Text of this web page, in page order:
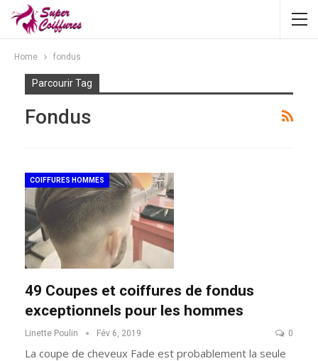
Home fondus
Parcourir Tag
Fondus
COIFFURES HOMMES
49 Coupes et coiffures de fondus
exceptionnels pour les hommes
Linette Poulin Fév 6, 2019 0
La coupe de cheveux Fade est probablement la seule